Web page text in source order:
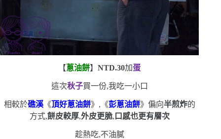
【蔥油餅】NTD.30加蛋
這次秋子買一份,我吃一小口
相較於礁溪《頂好蔥油餅》,《彭蔥油餅》偏向半煎炸的
方式,餅皮較厚,外皮更脆, 口感也更有層次
趁熱吃,不油膩